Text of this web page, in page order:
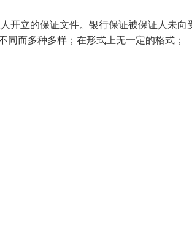
开立的保证文件。银行保证被保证人未向
而多种多样；在形式上无一定的格式；